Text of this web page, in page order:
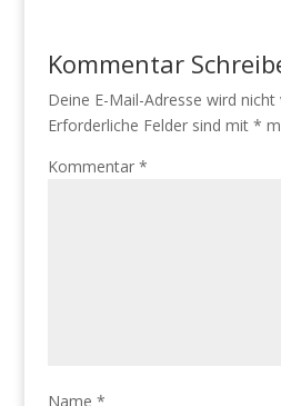
Kommentar
Deine E-Mail-Adresse wird
Erforderliche Felder sind mit *
Kommentar *
Name *